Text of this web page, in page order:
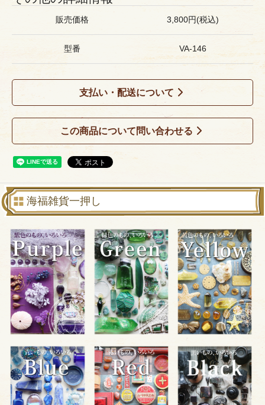
販売価格 3,800円(税込)
型番 VA-146
支払い・配送について
この商品について問い合わせる
海福雑貨一押し